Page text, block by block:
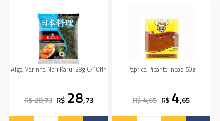
Alga Marinha Nori Karui 28g C/10flh
R$ 28,73 R$ 28,73
Paprica Picante Incas 50g
R$ 4,65 R$ 4,65